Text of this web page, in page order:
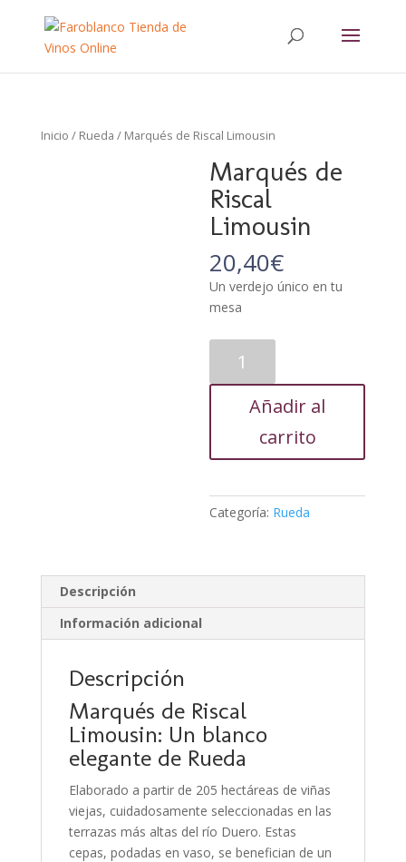
Inicio / Rueda / Marqués de Riscal Limousin
Marqués de
Riscal
Limousin
20,40€
Un verdejo único en tu
mesa
Riscal
LimousinAñadir al
carrito
Categoría: Rueda
Descripción
Información adicional
Descripción
Marqués de Riscal
Limousin: Un blanco
elegante de Rueda
Elaborado a partir de 205 hectáreas de viñas
viejas, cuidadosamente seleccionadas en las
terrazas más altas del río Duero. Estas
cepas, podadas en vaso, se benefician de un